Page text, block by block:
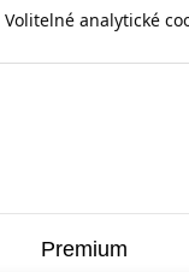
analytické
Premium